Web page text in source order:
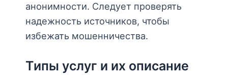
анонимности. Следует проверять
надежность источников, чтобы
избежать мошенничества.
Типы услуг и их описание